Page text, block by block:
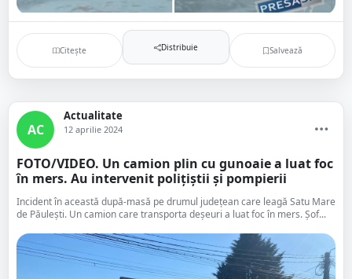
Citește Distribuie Salvează
AC
Actualitate
12 aprilie 2024
FOTO/VIDEO. Un camion plin cu gunoaie a luat foc
în mers. Au intervenit polițiștii și pompierii
Incident în această după-masă pe drumul județean care leagă Satu Mare
de Păulești. Un camion care transporta deșeuri a luat foc în mers. Șof...